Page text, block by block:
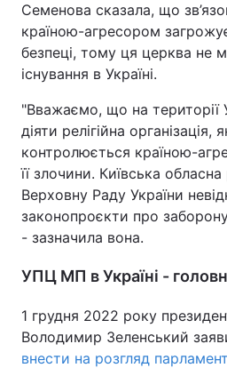
Семенова сказала, що
країною-агресором
безпеці, тому ця церква не
існування в Україні.
"Вважаємо, що на території
діяти релігійна організація,
контролюється країною-
її злочини. Київська
Верховну Раду України
законопроєкти про
- зазначила вона.
УПЦ МП в Україні -
1 грудня 2022 року
Володимир Зеленський
внести на розгляд